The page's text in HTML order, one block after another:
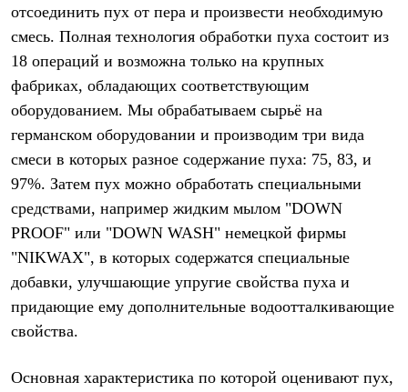
Производство
Баск в вашем городе
Контроль качества
Технологии
Команда Баск
Сотрудничество
Стать дилером
Корпоративным клиентам
Услуги
Где купить
отсоединить пух от пера и произвести необходимую
смесь. Полная технология обработки пуха состоит из
18 операций и возможна только на крупных
фабриках, обладающих соответствующим
оборудованием. Мы обрабатываем сырьё на
германском оборудовании и производим три вида
смеси в которых разное содержание пуха: 75, 83, и
97%. Затем пух можно обработать специальными
средствами, например жидким мылом "DOWN
PROOF" или "DOWN WASH" немецкой фирмы
"NIKWAX", в которых содержатся специальные
добавки, улучшающие упругие свойства пуха и
придающие ему дополнительные водоотталкивающие
свойства.
Основная характеристика по которой оценивают пух,